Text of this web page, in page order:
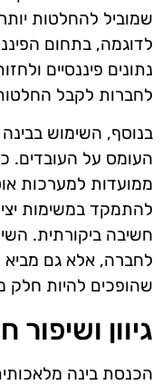
שמוביל להחלטות
לדוגמה, בתחום
נתונים פיננסיים
לחברות לקבל
בנוסף, השימוש
העומס על העובדים.
ממועדות למערכות
להתמקד במשימות
חשיבה ביקורתית.
לחברה, אלא גם מביא
שהופכים להיות
גיוון ושיפור
הכנסת בינה